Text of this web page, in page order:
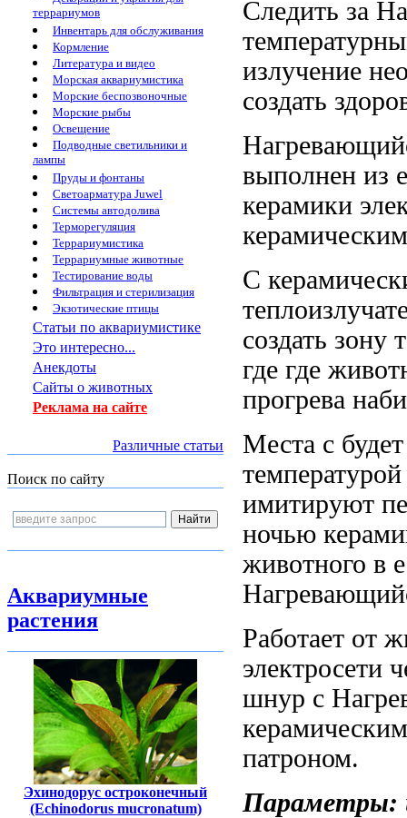
террариумов
Инвентарь для обслуживания
Кормление
Литература и видео
Морская аквариумистика
Морские беспозвоночные
Морские рыбы
Освещение
Подводные светильники и
лампы
Пруды и фонтаны
Светоарматура Juwel
Системы автодолива
Терморегуляция
Террариумистика
Террариумные животные
Тестирование воды
Фильтрация и стерилизация
Экзотические птицы
Статьи по аквариумистике
Это интересно...
Анекдоты
Сайты о животных
Реклама на сайте
Различные статьи
Поиск по сайту
Аквариумные
растения
Эхинодорус остроконечный
(Echinodorus mucronatum)
Следить за
излучение
создать
выполнен из
керамики
С
создать зону
где где
прогрева
Места с
имитируют
ночью
животного в
Работает от
электросети
шнур с
патроном.
Параметры: